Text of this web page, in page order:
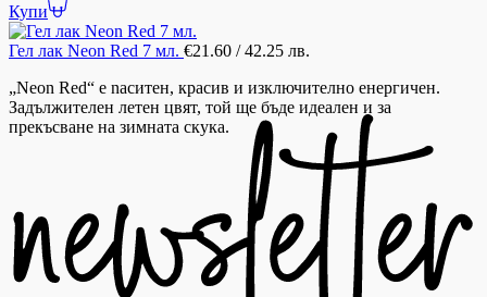
Купи
Гел лак Neon Red 7 мл. €21.60 / 42.25 лв.
„Neon Red“ е nаситен, красив и изключително енергичен.
Задължителен летен цвят, той ще бъде идеален и за
прекъсване на зимната скука.